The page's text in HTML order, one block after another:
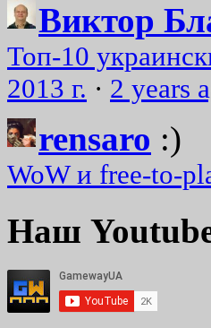
Виктор
Топ-10
2013 г. · 2 years
rensaro :)
WoW и free-to-
Наш